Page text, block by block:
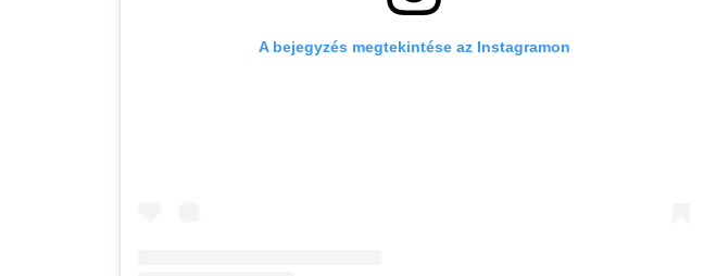
A bejegyzés megtekintése az Instagramon